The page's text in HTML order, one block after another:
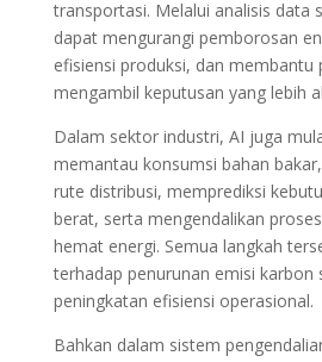
transportasi. Melalui analisis data
dapat mengurangi pemborosan
efisiensi produksi, dan membantu
mengambil keputusan yang lebih
Dalam sektor industri, AI juga
memantau konsumsi bahan
rute distribusi, memprediksi
berat, serta mengendalikan
hemat energi. Semua langkah
terhadap penurunan emisi karbon
peningkatan efisiensi operasional.
Bahkan dalam sistem